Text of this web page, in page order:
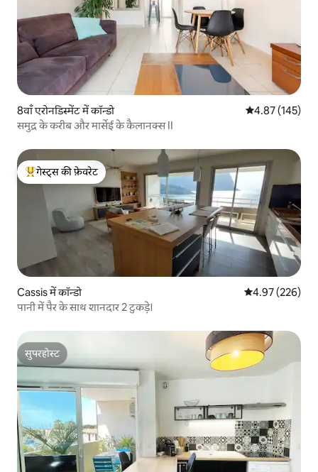
8वाँ एरोनडिस्मेंट में कॉन्डो औसत रेटिंग 5 में से
4.87 (145)
समुद्र के करीब और मार्सेई के कैलानक्स II
गेस्ट्स का टॉप फ़ेवरेट
गेस्ट्स की फ़ेवरेट
Cassis में कॉन्डो औसत रेटिंग 5 में से
4.97 (226)
पानी में पैर के साथ शानदार 2 टुकड़े।
सुपरहोस्ट
सुपरहोस्ट